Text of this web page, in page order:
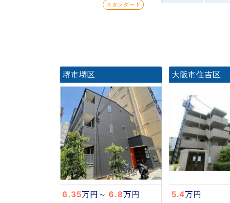
スタンダード
堺市堺区
6.35万円 ～ 6.8万円
大阪市住吉区
5.4万円